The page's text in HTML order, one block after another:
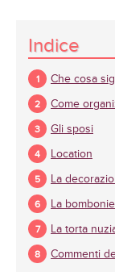
Indice
Che cosa
Come
Gli sposi
Location
La
La
La torta
Commenti